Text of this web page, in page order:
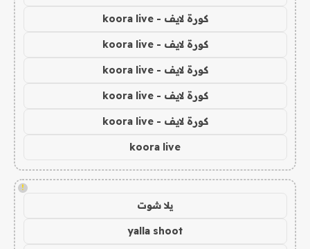
كورة لايف - koora live
كورة لايف - koora live
كورة لايف - koora live
كورة لايف - koora live
كورة لايف - koora live
koora live
!
يلا شوت
yalla shoot